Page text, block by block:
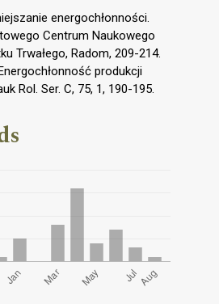
energochłonności.
Centrum Naukowego
Trwałego, Radom, 209-214.
produkcji
Rol. Ser. C, 75, 1, 190-195.